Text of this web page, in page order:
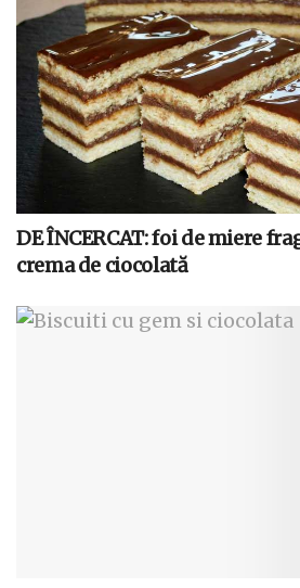
DE ÎNCERCAT: foi de miere
crema de ciocolată